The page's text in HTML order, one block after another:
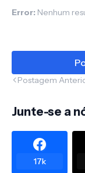
Error: Nenhum
Postagem
Junte-se a
17k